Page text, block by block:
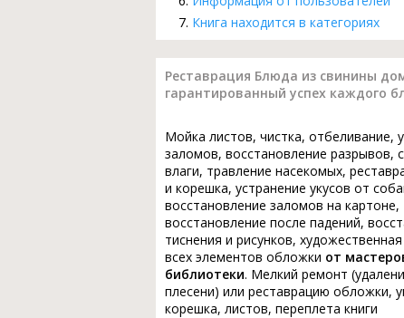
Книга находится в категориях
Реставрация Блюда из свинины
гарантированный успех каждого
Мойка листов, чистка, отбеливание,
заломов, восстановление разрывов,
влаги, травление насекомых,
и корешка, устранение укусов от
восстановление заломов на картоне,
восстановление после падений,
тиснения и рисунков,
всех элементов обложки от
библиотеки. Мелкий ремонт
плесени) или реставрацию обложки,
корешка, листов, переплета книги